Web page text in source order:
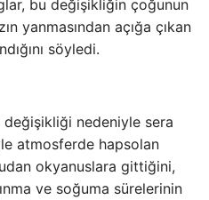
bu değişikliğin çoğunun
yanmasından açığa çıkan
söyledi.
değişikliği nedeniyle sera
atmosferde hapsolan
okyanuslara gittiğini,
ve soğuma sürelerinin